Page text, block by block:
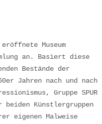
Museum
an. Basiert diese
Bestände der
Jahren nach und nach
Gruppe SPUR
beiden Künstlergruppen
eigenen Malweise